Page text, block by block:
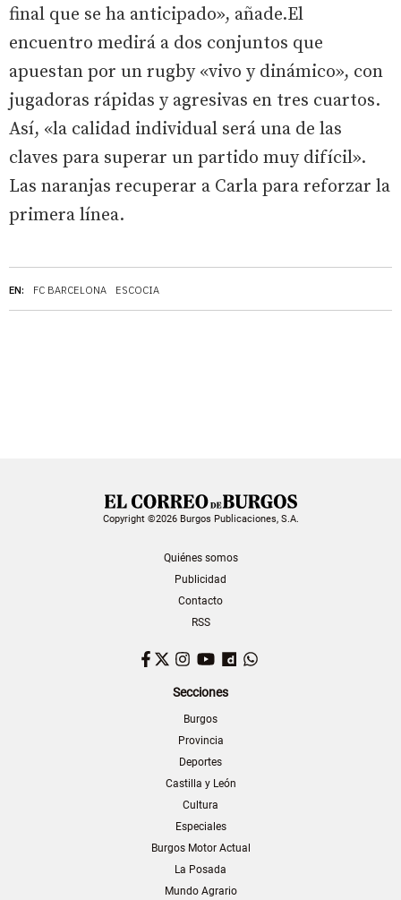
EN: FC BARCELONA ESCOCIA
final que se ha anticipado», añade.El
encuentro medirá a dos conjuntos que
apuestan por un rugby «vivo y dinámico», con
jugadoras rápidas y agresivas en tres cuartos.
Así, «la calidad individual será una de las
claves para superar un partido muy difícil».
Las naranjas recuperar a Carla para reforzar la
primera línea.
Copyright ©2026 Burgos Publicaciones, S.A.
Quiénes somos
Publicidad
Contacto
RSS
Facebook
TwitterInstagram
YouTubeDailymotion
Secciones
Burgos
Provincia
Deportes
Castilla y León
Cultura
Especiales
Burgos Motor Actual
La Posada
Mundo Agrario